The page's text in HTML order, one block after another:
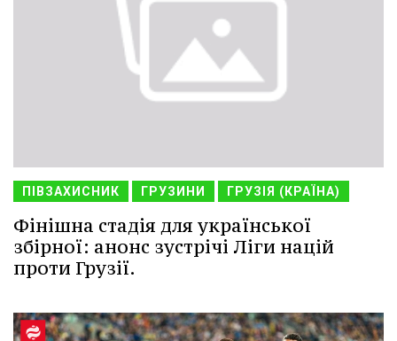
ПІВЗАХИСНИК ГРУЗИНИ ГРУЗІЯ (КРАЇНА)
Фінішна стадія для української
збірної: анонс зустрічі Ліги націй
проти Грузії.